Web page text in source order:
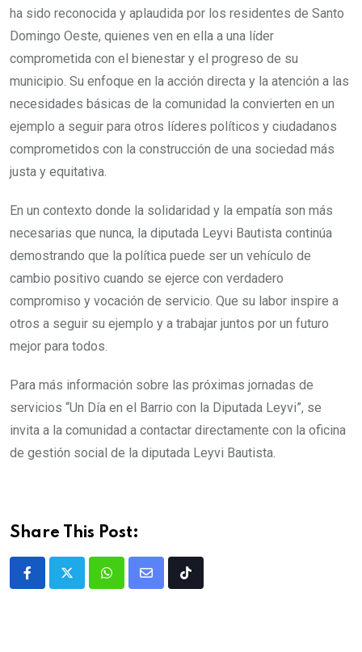
ha sido reconocida y aplaudida por los residentes de Santo
Domingo Oeste, quienes ven en ella a una líder
comprometida con el bienestar y el progreso de su
municipio. Su enfoque en la acción directa y la atención a las
necesidades básicas de la comunidad la convierten en un
ejemplo a seguir para otros líderes políticos y ciudadanos
comprometidos con la construcción de una sociedad más
justa y equitativa.
En un contexto donde la solidaridad y la empatía son más
necesarias que nunca, la diputada Leyvi Bautista continúa
demostrando que la política puede ser un vehículo de
cambio positivo cuando se ejerce con verdadero
compromiso y vocación de servicio. Que su labor inspire a
otros a seguir su ejemplo y a trabajar juntos por un futuro
mejor para todos.
Para más información sobre las próximas jornadas de
servicios “Un Día en el Barrio con la Diputada Leyvi”, se
invita a la comunidad a contactar directamente con la oficina
de gestión social de la diputada Leyvi Bautista.
Share This Post: